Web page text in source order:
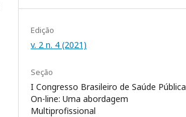
Edição
v. 2 n. 4 (2021)
Seção
I Congresso Brasileiro de Saúde Pública
On-line: Uma abordagem
Multiprofissional